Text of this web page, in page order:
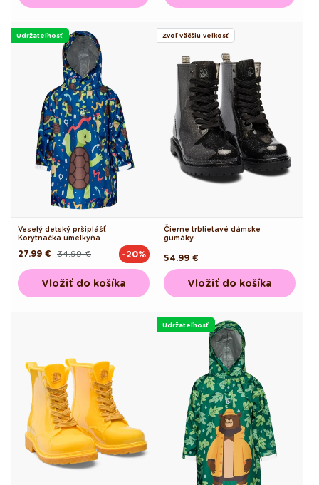
Udržateľnosť
Veselý detský pršiplášť
Korytnačka umelkyňa
Pôvodná34.99 €
Akciová
27.99 € -20%
Vložiť do košíka
Zvoľ väčšiu veľkosť
Čierne trblietavé dámske
gumáky
Pôvodná
cena
54.99 €
Vložiť do košíka
Udržateľnosť